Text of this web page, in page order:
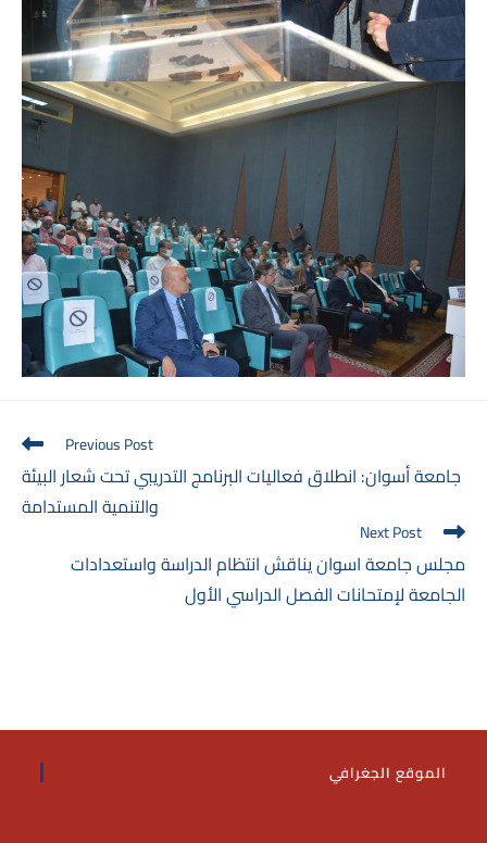
Read
more
articles
Previous Post
جامعة أسوان: انطلاق فعاليات البرنامج التدريبي تحت شعار البيئة
والتنمية المستدامة
Next Post
مجلس جامعة اسوان يناقش انتظام الدراسة واستعدادات
الجامعة لإمتحانات الفصل الدراسي الأول
الموقع الجغرافي